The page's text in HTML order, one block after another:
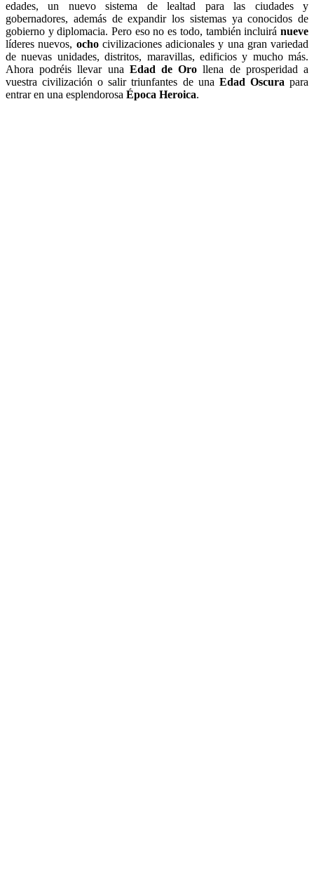
edades, un nuevo sistema de lealtad para las ciudades y
gobernadores, además de expandir los sistemas ya conocidos de
gobierno y diplomacia. Pero eso no es todo, también incluirá nueve
líderes nuevos, ochocivilizaciones adicionales y una gran variedad
de nuevas unidades, distritos, maravillas, edificios y mucho más.
Ahora podréis llevar una Edad de Oro llena de prosperidad a
vuestra civilización o salir triunfantes de una Edad Oscura para
entrar en una esplendorosa Época Heroica.